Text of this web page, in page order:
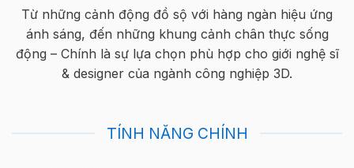
Từ những cảnh động đồ sộ với hàng ngàn hiệu ứng
ánh sáng, đến những khung cảnh chân thực sống
động – Chính là sự lựa chọn phù hợp cho giới nghệ sĩ
& designer của ngành công nghiệp 3D.
TÍNH NĂNG CHÍNH